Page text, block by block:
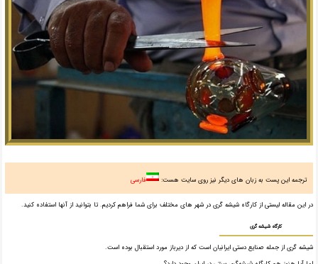
ترجمه این پست به زبان های دیگر نیز روی سایت هست: فارسی
در این مقاله لیستی از کارگاه شیشه گری در شهر های مختلف برای شما فراهم کردیم. تا بتوانید از آنها استفاده کنید.
کارگاه شیشه گری
شیشه گری از جمله صنایع دستی ایرانیان است که از دیرباز مورد استقبال بوده است.